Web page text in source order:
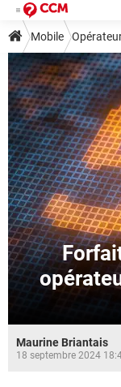
Mobile
Maurine Briantais
18 septembre 2024